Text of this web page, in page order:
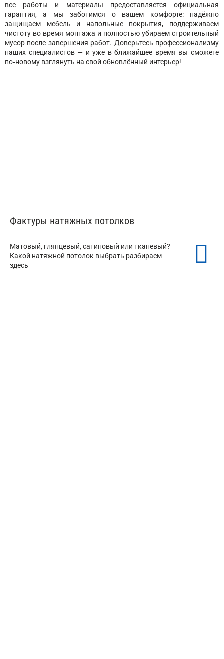
все работы и материалы предоставляется официальная
гарантия, а мы заботимся о вашем комфорте: надёжно
защищаем мебель и напольные покрытия, поддерживаем
чистоту во время монтажа и полностью убираем строительный
мусор после завершения работ. Доверьтесь профессионализму
наших специалистов — и уже в ближайшее время вы сможете
по‑новому взглянуть на свой обновлённый интерьер!
Фактуры натяжных потолков
Матовый, глянцевый, сатиновый или тканевый?
Какой натяжной потолок выбрать разбираем
здесь